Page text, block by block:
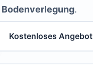
Bodenverlegung.
Kostenloses Angebot